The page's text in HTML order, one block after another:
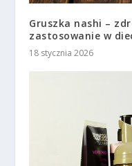
Gruszka nashi –
zastosowanie w
18 stycznia 2026